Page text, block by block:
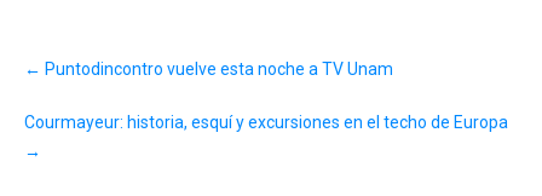
navigation
← Puntodincontro vuelve esta noche a TV Unam
Courmayeur: historia, esquí y excursiones en el techo de Europa
→